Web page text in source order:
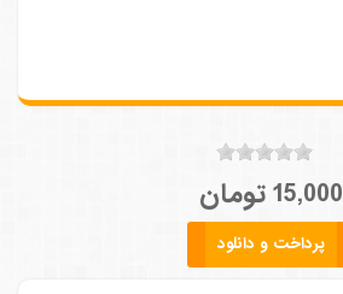
15,000 تومان
پرداخت و دانلود